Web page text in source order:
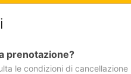
prenotazione?
le condizioni di